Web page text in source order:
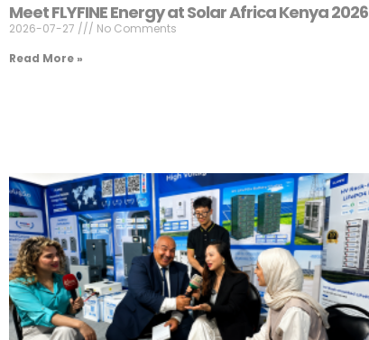
Meet FLYFINE Energy at Solar Africa Kenya 2026
2026-07-27
No Comments
Read More »